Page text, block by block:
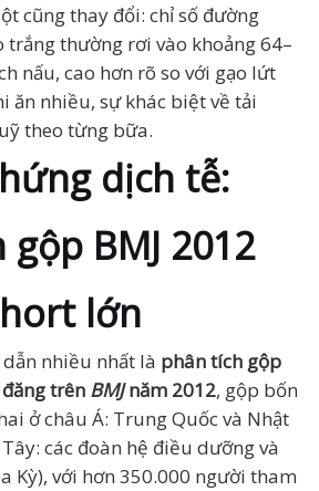
cũng thay đổi: chỉ số đường
trắng thường rơi vào khoảng 64–
nấu, cao hơn rõ so với gạo lứt
ăn nhiều, sự khác biệt về tải
theo từng bữa.
dịch tễ:
BMJ 2012
lớn
nhiều nhất là phân tích gộp
trên BMJnăm 2012, gộp bốn
ở châu Á: Trung Quốc và Nhật
các đoàn hệ điều dưỡng và
Kỳ), với hơn 350.000 người tham